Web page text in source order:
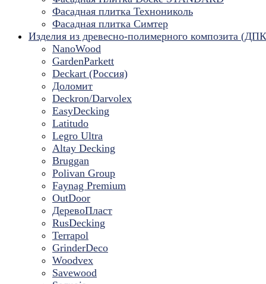
Фасадная плитка Технониколь
Фасадная плитка Симтер
Изделия из древесно-полимерного композита
NanoWood
GardenParkett
Deckart (Россия)
Доломит
Deckron/Darvolex
EasyDecking
Latitudo
Legro Ultra
Altay Decking
Bruggan
Polivan Group
Faynag Premium
OutDoor
ДеревоПласт
RusDecking
Terrapol
GrinderDeco
Woodvex
Savewood